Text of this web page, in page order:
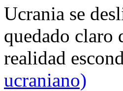
Ucrania se
quedado claro
realidad
ucraniano)